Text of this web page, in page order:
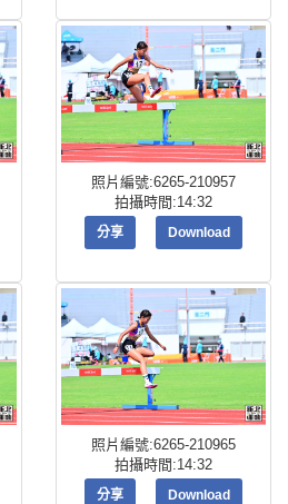
照片編號:6265-210957
拍攝時間:14:32
分享 Download
照片編號:6265-210965
拍攝時間:14:32
分享 Download